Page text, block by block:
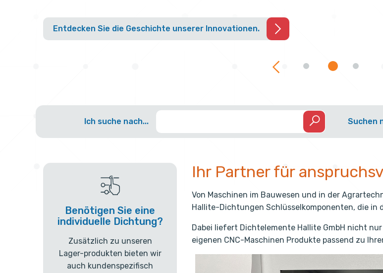
Entdecken Sie die Geschichte unserer Innovationen.
Ich suche nach...
Search
...
Search Suchen
Benötigen Sie eine
individuelle Dichtung?
Zusätzlich zu unseren
Lager-produkten bieten wir
auch kundenspezifisch
Ihr Partner für
Von Maschinen im Bauwesen und in der
Hallite-Dichtungen Schlüsselkomponenten, die
Dabei liefert Dichtelemente Hallite GmbH nicht
eigenen CNC-Maschinen Produkte passend zu